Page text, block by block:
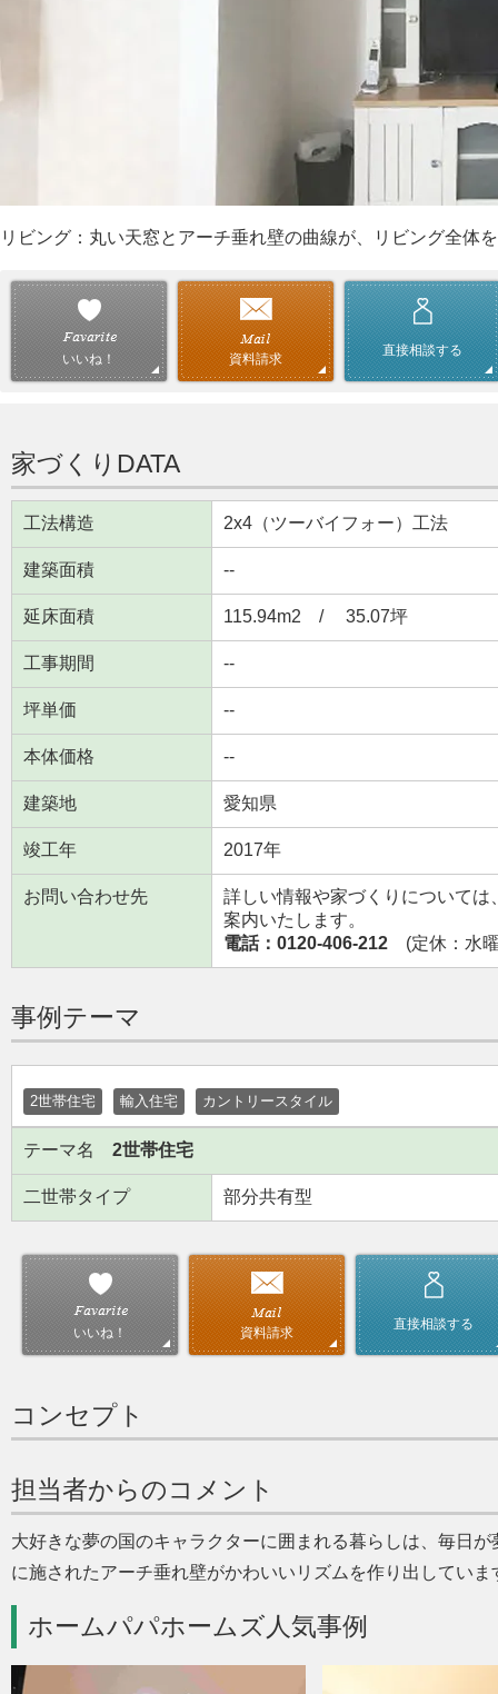
リビング：丸い天窓とアーチ垂れ壁の曲線が、リビング全体
いいね！ 資料請求
直接相談する
家づくりDATA
工法構造 2x4（ツーバイフォー）工法
建築面積 --
延床面積 115.94m2 / 35.07坪
工事期間 --
坪単価 --
本体価格 --
建築地 愛知県
竣工年 2017年
お問い合わせ先
詳しい情報や家づくりについて
案内いたします。
電話：0120-406-212 (定休：水
事例テーマ
2世帯住宅 輸入住宅 カントリースタイル
テーマ名 2世帯住宅
二世帯タイプ 部分共有型
いいね！ 資料請求
直接相談する
コンセプト
担当者からのコメント
大好きな夢の国のキャラクターに囲まれる暮らしは、毎日
に施されたアーチ垂れ壁がかわいいリズムを作り出していま
ホームパパホームズ人気事例